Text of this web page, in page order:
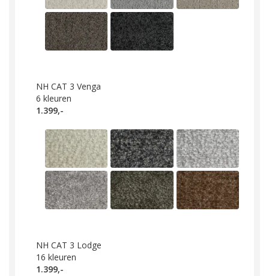
NH CAT 3 Venga
6 kleuren
1.399,-
NH CAT 3 Lodge
16 kleuren
1.399,-